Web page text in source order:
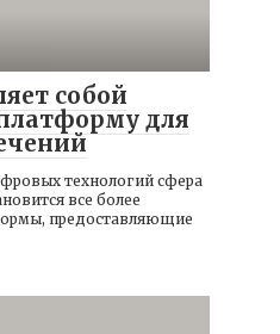
собой
для
технологий сфера
все более
предоставляющие